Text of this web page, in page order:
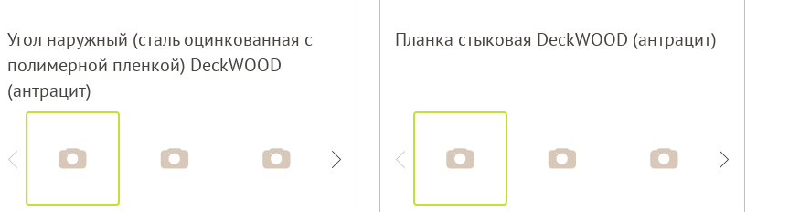
Угол наружный (сталь оцинкованная с
полимерной пленкой) DeckWOOD
(антрацит)
Планка стыковая DeckWOOD (антрацит)